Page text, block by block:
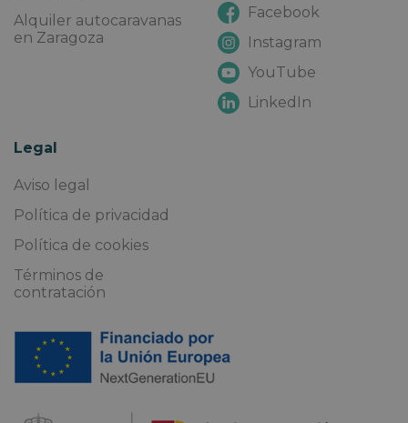
Alquiler autocaravanas
en Zaragoza
Facebook
Instagram
YouTube
LinkedIn
Legal
Aviso legal
Política de privacidad
Política de cookies
Términos de
contratación